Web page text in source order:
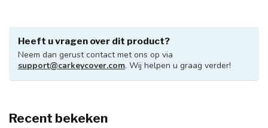
Heeft u vragen over dit product?
Neem dan gerust contact met ons op via
support@carkeycover.com. Wij helpen u graag verder!
Recent bekeken